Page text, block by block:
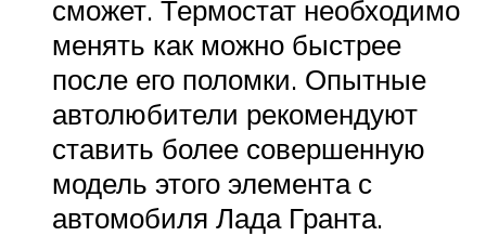
сможет. Термостат необходимо
менять как можно быстрее
после его поломки. Опытные
автолюбители рекомендуют
ставить более совершенную
модель этого элемента с
автомобиля Лада Гранта.